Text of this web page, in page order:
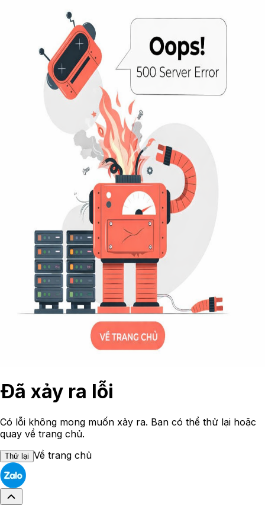
Đã xảy ra lỗi
Có lỗi không mong muốn xảy ra. Bạn có thể thử lại hoặc
quay về trang chủ.
Thử lại Về trang chủ